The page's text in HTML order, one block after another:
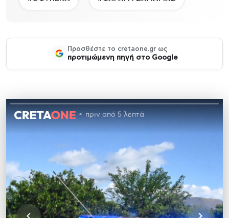
Προσθέστε το cretaone.gr ως
προτιμώμενη πηγή στο Google
πριν από 5 λεπτά